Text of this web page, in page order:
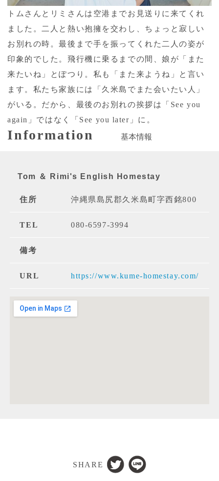
トムさんとリミさんは空港までお見送りに来てくれ
ました。二人と熱い抱擁を交わし、ちょっと寂しい
お別れの時。最後まで手を振ってくれた二人の姿が
印象的でした。飛行機に乗るまでの間、娘が「また
来たいね」とぽつり。私も「また来ようね」と言い
ます。私たち家族には「久米島でまた会いたい人」
がいる。だから、最後のお別れの挨拶は「See you
again」ではなく「See you later」に。
Information 基本情報
Tom ＆ Rimi's English Homestay
住所 沖縄県島尻郡久米島町字西銘800
TEL 080-6597-3994
備考
URL https://www.kume-homestay.com/
SHARE